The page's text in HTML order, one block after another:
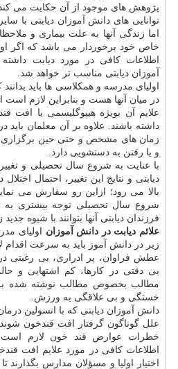
پژوهش های موجود از آن حكایت می كند
توانایی های دانش آموزان دیابتی با
اما زندگی آنها به علت بیماری و
خاص خود برخوردار می باشد كه اگر
اطلاعات كافی در مورد دیابت
آموزان دیابتی مناسب تر خواهد شد.
اولیای مدرسه و همكلاسی ها باید
در میان آنها هست و بنابراین لازم است
علایم آن بویژه هیپوگلیسمی یا افت
داشته باشند. علاوه بر آن معلمان باید
زمان های مشخص و حتی حین برگزاری
و یا رفتن به دستشویی دارد.
با عنایت به شروع سال تحصیلی و
دیابتی و نتایج این تغییر، احتمال اختلال
بالا می رود؛ ازاین رو سفارش می
شروع سال تحصیلی توجه بیشتری به
فرزندان دیابتی آنها بتوانند با شیوه
علائم دیابت در دانش آموزان اولیای
زیر در دانش آموز باید به سرعت اقدام
عطش فراوان، پر ادراری، بی رغبتی
بی دقتی در كارها، كم اشتهایی و
مطالب بخصوص مطالب نوشته شده بر
خستگی و بی علاقگی به ورزش.
دانش آموزان دیابتی كه با انسولین
علل گوناگون گرفتار افت قندخون
خطرات عوارض قند خون لازم است
اطلاعات كافی در مورد علایم افت
اختیار اولیا و مسؤلان مدارس بگذارند